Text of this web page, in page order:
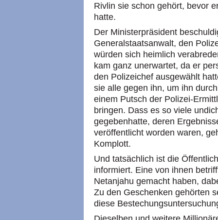
Rivlin sie schon gehört, bevor
hatte.
Der Ministerpräsident
Generalstaatsanwalt, den
würden sich heimlich
kam ganz unerwartet, da er
den Polizeichef ausgewählt
sie alle gegen ihn, um ihn
einem Putsch der Polizei-
bringen. Dass es so viele
gegebenhatte, deren
veröffentlicht worden waren,
Komplott.
Und tatsächlich ist die
informiert. Eine von ihnen
Netanjahu gemacht haben,
Zu den Geschenken gehörten
diese